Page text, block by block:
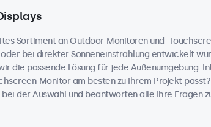
Sortiment an Outdoor-Monitoren und -
bei direkter Sonneneinstrahlung entwickelt
die passende Lösung für jede Außenumgebung.
Monitor am besten zu Ihrem Projekt
der Auswahl und beantworten alle Ihre Fragen